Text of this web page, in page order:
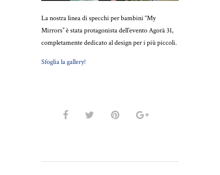
La nostra linea di specchi per bambini “My
Mirrors” è stata protagonista dell’evento Agorà 31,
completamente dedicato al design per i più piccoli.
Sfoglia la gallery!